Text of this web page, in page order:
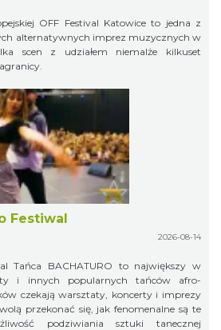
OFF Festival Katowice to jedna z
alternatywnych imprez muzycznych w
scen z udziałem niemalże kilkuset
Festiwal
2026-08-14
Tańca BACHATURO to największy w
i innych popularnych tańców afro-
czekają warsztaty, koncerty i imprezy
przekonać się, jak fenomenalne są te
podziwiania sztuki tanecznej